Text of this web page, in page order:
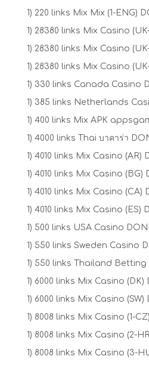
1) 220 links Mix Mix (1-ENG)
1) 28380 links Mix Casino
1) 28380 links Mix Casino
1) 28380 links Mix Casino
1) 330 links Canada Casino
1) 385 links Netherlands
1) 400 links Mix APK
1) 4000 links Thai บาคาร่า
1) 4010 links Mix Casino (AR)
1) 4010 links Mix Casino (BG)
1) 4010 links Mix Casino (CA)
1) 4010 links Mix Casino (ES)
1) 500 links USA Casino
1) 550 links Sweden Casino
1) 550 links Thailand Betting
1) 6000 links Mix Casino (DK)
1) 6000 links Mix Casino (SW)
1) 8008 links Mix Casino (1-
1) 8008 links Mix Casino (2-
1) 8008 links Mix Casino (3-